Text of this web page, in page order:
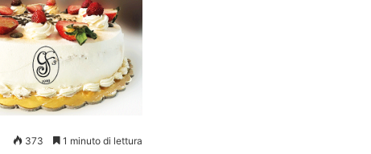
373 1 minuto di lettura